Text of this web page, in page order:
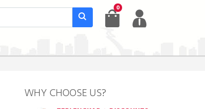
0
WHY CHOOSE US?